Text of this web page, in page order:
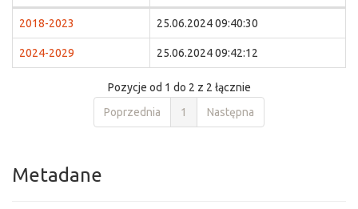
2018-2023 25.06.2024 09:40:30
2024-2029 25.06.2024 09:42:12
Pozycje od 1 do 2 z 2 łącznie
Poprzednia
1 Następna
Metadane